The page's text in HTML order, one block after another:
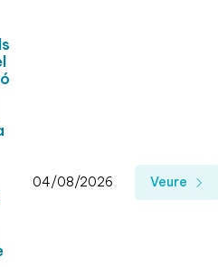
04/08/2026 Veure